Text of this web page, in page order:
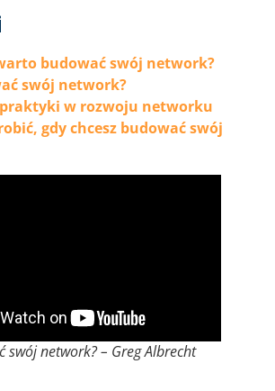
budować swój network?
swój network?
w rozwoju networku
gdy chcesz budować swój
swój network? – Greg Albrecht